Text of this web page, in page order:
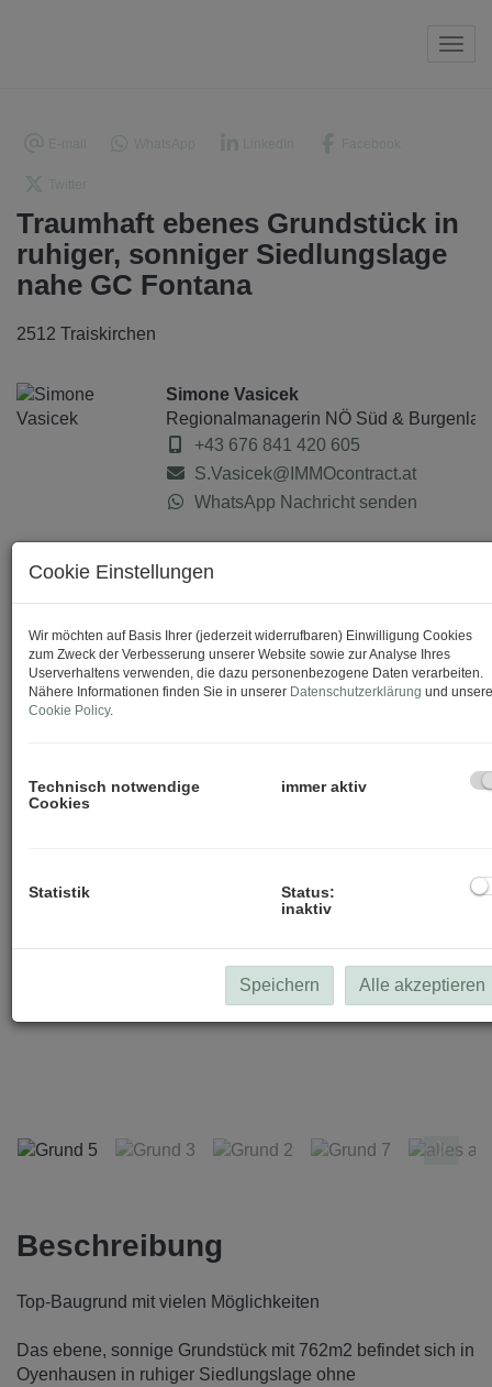
Traumhaft ebenes Grundstück in
ruhiger, sonniger Siedlungslage
nahe GC Fontana
2512 Traiskirchen
Simone Vasicek
Regionalmanagerin NÖ Süd &
+43 676 841 420 605
S.Vasicek@IMMOcontract.at
WhatsApp Nachricht senden
Beschreibung
Top-Baugrund mit vielen Möglichkeiten
Das ebene, sonnige Grundstück mit 762m2 befindet sich in
Oyenhausen in ruhiger Siedlungslage ohne
Cookie Einstellungen
Wir möchten auf Basis Ihrer (jederzeit widerrufbaren) Einwilligung Cookies
zum Zweck der Verbesserung unserer Website sowie zur Analyse Ihres
Userverhaltens verwenden, die dazu personenbezogene Daten verarbeiten.
Nähere Informationen finden Sie in unserer Datenschutzerklärung und
Cookie Policy.
Technisch notwendige
Cookies
immer aktiv
Statistik
Status:
inaktiv
Speichern Alle akzeptieren